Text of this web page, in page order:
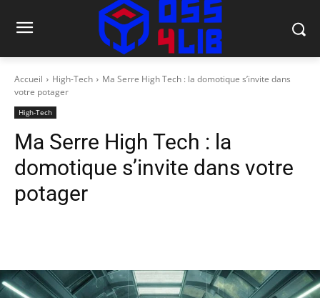
Accueil High-Tech
Ma Serre High Tech : la domotique s’invite dans
votre potager
High-Tech
Ma Serre High Tech : la
domotique s’invite dans votre
potager